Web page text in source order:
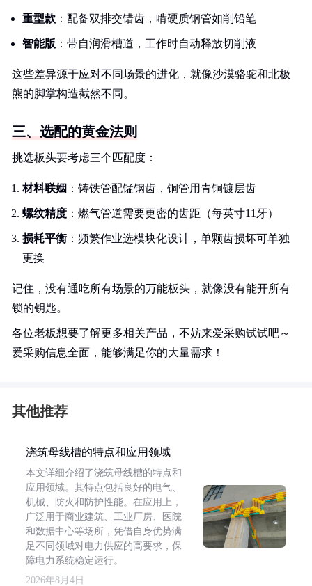
重型款 ：配备双排交错齿，啃硬质钢管如削铅笔
智能版 ：带自润滑槽道，工作时自动释放切削液
这些差异源于应对不同场景的进化，就像沙漠骆驼和北极
熊的脚掌构造截然不同。
三、选配的黄金法则
挑选板头要考虑三个匹配度：
材料联姻 ：铸铁管配锰钢齿，铜管用青铜镀层齿
螺纹精度 ：燃气管道需要更密的齿距（每英寸11牙）
损耗平衡 ：频繁作业选模块化设计，单颗齿损坏可单独
更换
记住，没有通吃所有场景的万能板头，就像没有能开所有
锁的钥匙。
各位老板想要了解更多相关产品，不妨来爱采购试试吧～
爱采购信息全面，能够满足你的大量需求！
其他推荐
浇筑母线槽的特点和应用领域
本文详细介绍了浇筑母线槽的特点和
应用领域。其特点包括良好的电气、
机械、防火和防护性能。在应用上，
广泛用于商业建筑、工业厂房、医院
和数据中心等场所，凭借自身优势满
足不同领域对电力供应的高要求，保
障电力系统稳定运行。
2026年8月4日